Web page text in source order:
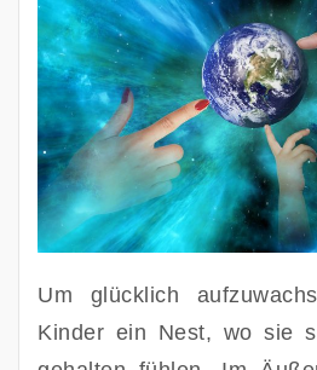
Um glücklich
Kinder ein Nest, wo sie